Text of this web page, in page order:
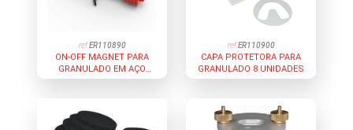
ref:ER110890
ON-OFF MAGNET PARA
GRANULADO EM AÇO
VERMELHO
ref:ER110900
CAPA PROTETORA PARA
GRANULADO 8 UNIDADES